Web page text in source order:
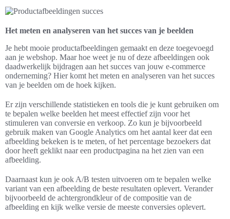
Het meten en analyseren van het succes van je beelden
Je hebt mooie productafbeeldingen gemaakt en deze toegevoegd
aan je webshop. Maar hoe weet je nu of deze afbeeldingen ook
daadwerkelijk bijdragen aan het succes van jouw e-commerce
onderneming? Hier komt het meten en analyseren van het succes
van je beelden om de hoek kijken.
Er zijn verschillende statistieken en tools die je kunt gebruiken om
te bepalen welke beelden het meest effectief zijn voor het
stimuleren van conversie en verkoop. Zo kun je bijvoorbeeld
gebruik maken van Google Analytics om het aantal keer dat een
afbeelding bekeken is te meten, of het percentage bezoekers dat
door heeft geklikt naar een productpagina na het zien van een
afbeelding.
Daarnaast kun je ook A/B testen uitvoeren om te bepalen welke
variant van een afbeelding de beste resultaten oplevert. Verander
bijvoorbeeld de achtergrondkleur of de compositie van de
afbeelding en kijk welke versie de meeste conversies oplevert.